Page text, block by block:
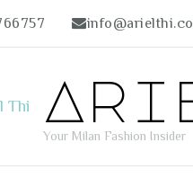
Your Milan Fashion Insider